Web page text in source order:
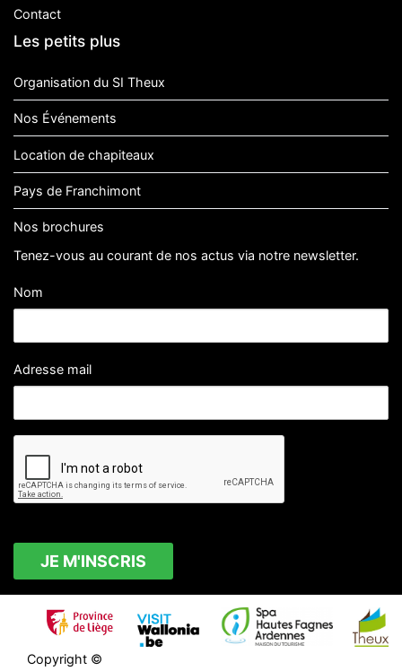
Contact
Les petits plus
Organisation du SI Theux
Nos Événements
Location de chapiteaux
Pays de Franchimont
Nos brochures
Tenez-vous au courant de nos actus via notre newsletter.
Nom
Adresse mail
Copyright ©